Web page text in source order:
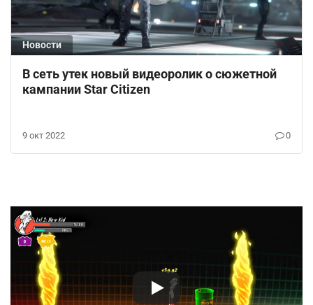
Новости
В сеть утек новый видеоролик о сюжетной
кампании Star Citizen
9 окт 2022 0